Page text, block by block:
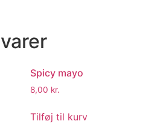
Spicy mayo
8,00 kr.
Tilføj til kurv